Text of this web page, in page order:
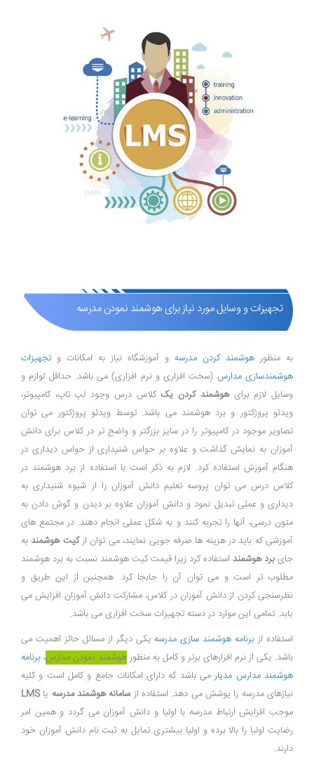
تجهیزات و وسایل مورد نیاز برای هوشمند نمودن مدرسه
به منظور هوشمند کردن مدرسه و آموزشگاه نیاز به امکانات و تجهیزات
هوشمندسازی مدارس (سخت افزاری و نرم افزاری) می باشد. حداقل لوازم و
وسایل لازم برایهوشمند کردن یککلاس درس وجود لپ تاپ، کامپیوتر،
ویدئو پروژکتور و برد هوشمند می باشد. توسط ویدئو پروژکتور می توان
تصاویر موجود در کامپیوتر را در سایز بزرگتر و واضح تر در کلاس برای دانش
آموزان به نمایش گذاشت و علاوه بر حواس شنیداری از حواس دیداری در
هنگام آموزش استفاده کرد. لازم به ذکر است با استفاده از برد هوشمند در
کلاس درس می توان پروسه تعلیم دانش آموزان را از شیوه شنیداری به
دیداری و عملی تبدیل نمود و دانش آموزان علاوه بر دیدن و گوش دادن به
متون درسی، آنها را تجربه کنند و به شکل عملی انجام دهند. در مجتمع های
آموزشی که باید در هزینه ها صرفه جویی نمایند، می توان ازکیت هوشمندبه
جای برد هوشمند استفاده کرد زیرا قیمت کیت هوشمند نسبت به برد هوشمند
مطلوب تر است و می توان آن را جابجا کرد. همچنین از این طریق و
نظرسنجی کردن از دانش آموزان در کلاس، مشارکت دانش آموزان افزایش می
یابد. تمامی این موارد در دسته تجهیزات سخت افزاری می باشد.
استفاده از برنامه هوشمند سازی مدرسه یکی دیگر از مسائل حائز اهمیت می
باشد. یکی از نرم افزارهای برتر و کامل به منظور هوشمند نمودن مدارس، برنامه
هوشمند مدارس مدیار می باشد که دارای امکانات جامع و کامل است و کلیه
نیازهای مدرسه را پوشش می دهد. استفاده از سامانه هوشمند مدرسه یاLMS
موجب افزایش ارتباط مدرسه با اولیا و دانش آموزان می گردد و همین امر
رضایت اولیا را بالا برده و اولیا بیشتری تمایل به ثبت نام دانش آموزان خود
دارند.